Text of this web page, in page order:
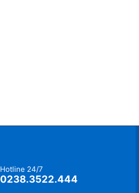
Hotline 24/7
0238.3522.444